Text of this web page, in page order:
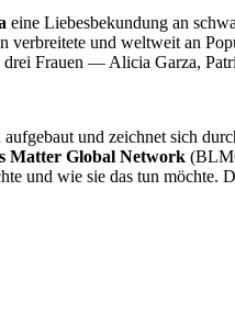
eine Liebesbekundung an
verbreitete und weltweit an
drei Frauen — Alicia Garza,
und zeichnet sich
Matter Global Network
und wie sie das tun